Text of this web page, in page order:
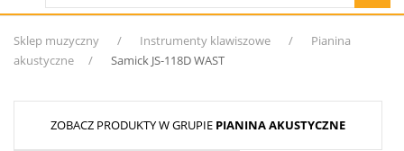
Sklep muzyczny Instrumenty klawiszowe
Pianina
akustyczne
Samick JS-118D WAST
ZOBACZ PRODUKTY W GRUPIE PIANINA AKUSTYCZNE